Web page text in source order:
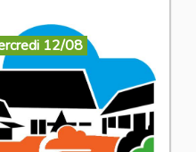
12/08